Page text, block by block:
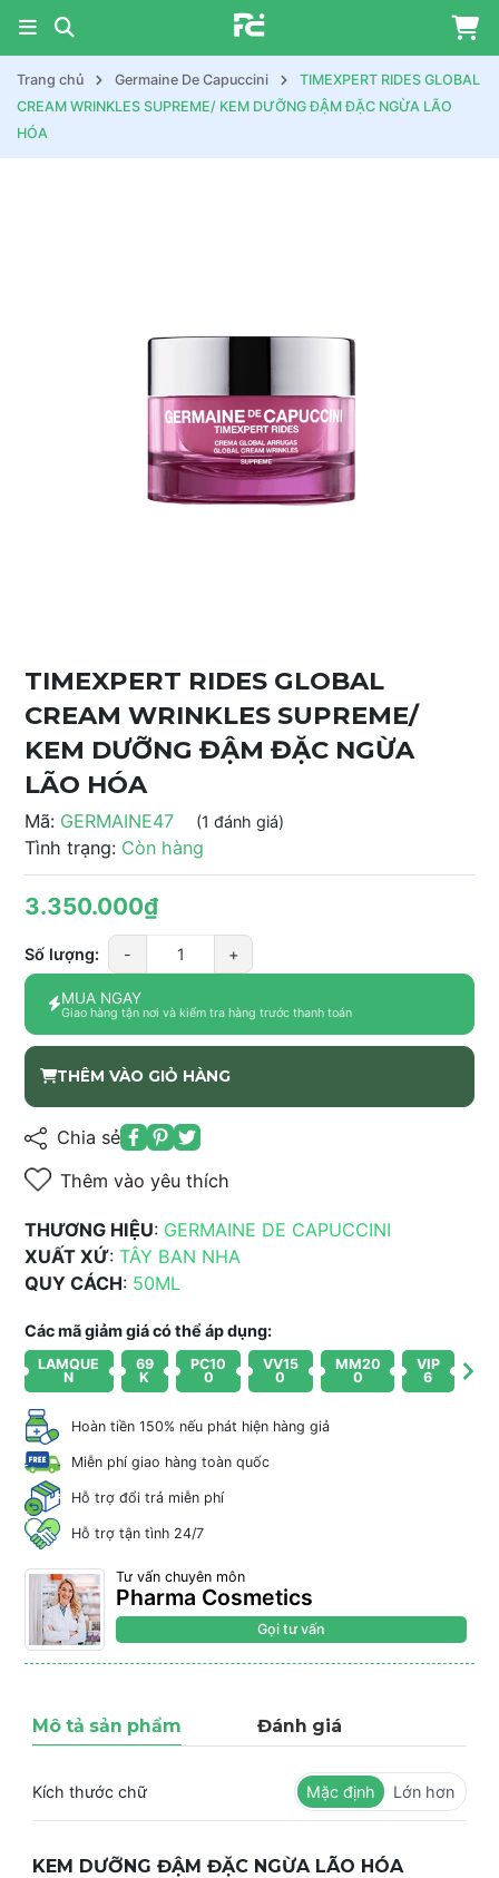
Trang chủ Germaine De Capuccini
TIMEXPERT RIDES GLOBAL
CREAM WRINKLES SUPREME/ KEM DƯỠNG ĐẬM ĐẶC NGỪA LÃO
HÓA
TIMEXPERT RIDES GLOBAL
CREAM WRINKLES SUPREME/
KEM DƯỠNG ĐẬM ĐẶC NGỪA
LÃO HÓA
Mã: GERMAINE47 (1 đánh giá)
Tình trạng: Còn hàng
3.350.000₫
Số lượng: - +
MUA NGAY
Giao hàng tận nơi và kiểm tra hàng trước thanh toán
THÊM VÀO GIỎ HÀNG
Chia sẻ
Thêm vào yêu thích
THƯƠNG HIỆU: GERMAINE DE CAPUCCINI
XUẤT XỨ: TÂY BAN NHA
QUY CÁCH: 50ML
Các mã giảm giá có thể áp dụng:
LAMQUE
N
69
K
PC10
0
VV15
0
MM20
0
VIP
6
Hoàn tiền 150% nếu phát hiện hàng giả
Miễn phí giao hàng toàn quốc
Hỗ trợ đổi trả miễn phí
Hỗ trợ tận tình 24/7
Tư vấn chuyên môn
Pharma Cosmetics
Gọi tư vấn
Mô tả sản phẩm Đánh giá
Kích thước chữ Mặc định Lớn hơn
KEM DƯỠNG ĐẬM ĐẶC NGỪA LÃO HÓA